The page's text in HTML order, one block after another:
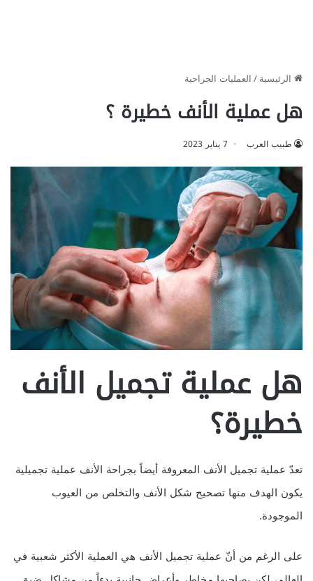
الرئيسية/العمليات الجراحية
هل عملية الأنف خطيرة ؟
طبيب العرب 7 يناير 2023
هل عملية تجميل الأنف
خطيرة؟
تعدّ عملية تجميل الأنف المعروفة أيضاً بجراحة الأنف عملية تجميلية
يكون الهدف منها تصحيح شكل الأنف والتخلص من العيوب
الموجودة.
على الرغم من أنّ عملية تجميل الأنف هي العملية الأكثر شعبية في